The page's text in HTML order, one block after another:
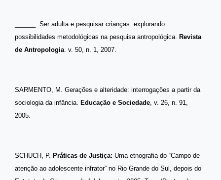
______. Ser adulta e pesquisar crianças: explorando
possibilidades metodológicas na pesquisa antropológica. Revista
de Antropologia . v. 50, n. 1, 2007.
SARMENTO, M. Gerações e alteridade: interrogações a partir da
sociologia da infância. Educação e Sociedade , v. 26, n. 91,
2005.
SCHUCH, P. Práticas de Justiça: Uma etnografia do “Campo de
atenção ao adolescente infrator” no Rio Grande do Sul, depois do